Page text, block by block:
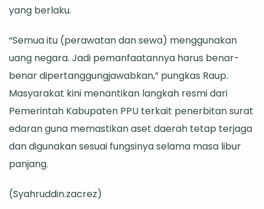
yang berlaku.
“Semua itu (perawatan dan sewa) menggunakan
uang negara. Jadi pemanfaatannya harus benar-
benar dipertanggungjawabkan,” pungkas Raup.
Masyarakat kini menantikan langkah resmi dari
Pemerintah Kabupaten PPU terkait penerbitan surat
edaran guna memastikan aset daerah tetap terjaga
dan digunakan sesuai fungsinya selama masa libur
panjang.
(Syahruddin.zacrez)